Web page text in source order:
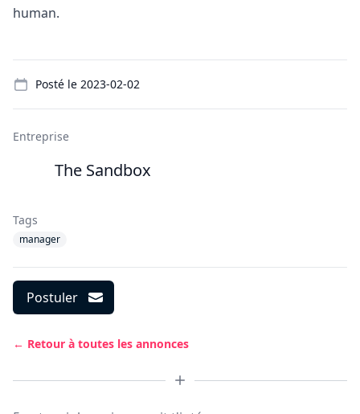
human.
Posté le 2023-02-02
Entreprise
The Sandbox
Tags
manager
Postuler
← Retour à toutes les annonces